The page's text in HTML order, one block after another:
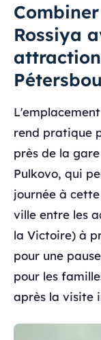
Rossiya
rend pratique
près de la
Pulkovo, qui
journée à
ville entre les
la Victoire) à
pour une
pour les
après la visite